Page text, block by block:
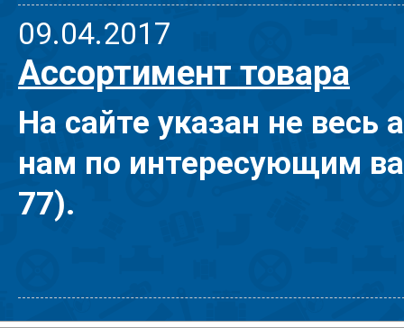
09.04.2017
Ассортимент товара
На сайте указан не весь
нам по интересующим
77).